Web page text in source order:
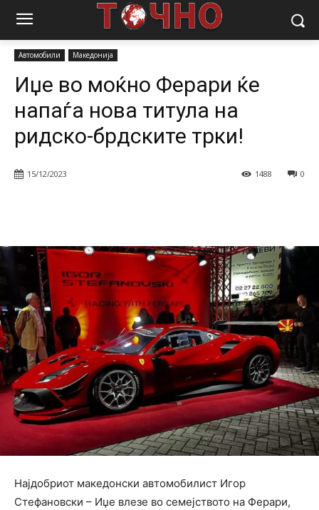
Почетна Автомобили
Иџе во моќно Ферари ќе
Автомобили Македонија
Иџе во моќно Ферари ќе
напаѓа нова титула на
ридско-брдските трки!
15/12/2023 0
1488
Најдобриот македонски автомобилист Игор
Стефановски – Иџе влезе во семејството на Ферари,